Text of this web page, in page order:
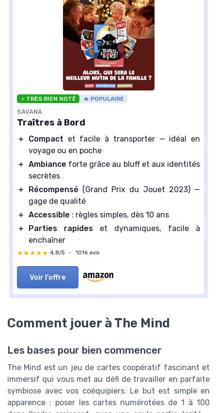
⭐ TRÈS BIEN NOTÉ 🔥 POPULAIRE
SAVANA
Traîtres à Bord
＋ Compact et facile à transporter — idéal en
voyage ou en poche
＋ Ambiance forte grâce au bluff et aux identités
secrètes
＋
Récompensé (Grand Prix du Jouet 2023) —
gage de qualité
＋ Accessible : règles simples, dès 10 ans
＋
Parties rapides et dynamiques, facile à
enchaîner
★★★★★
★★★★★ 4,8/5 — 1016 avis
Voir l'offre
Comment jouer à The Mind
Les bases pour bien commencer
The Mind est un jeu de cartes coopératif fascinant et
immersif qui vous met au défi de travailler en parfaite
symbiose avec vos coéquipiers. Le but est simple en
apparence : poser les cartes numérotées de 1 à 100